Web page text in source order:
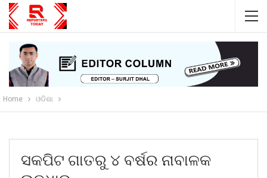
Home ଓଡିଶା
ସକପିଟ ଗାତରୁ ୪ ବର୍ଷର ନାବାଳକ